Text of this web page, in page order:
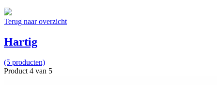
Terug naar overzicht
Hartig
(5 producten)
Product 4 van 5